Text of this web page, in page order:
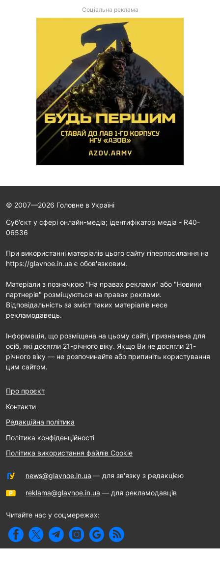
Соціальна реклама
© 2007—2026 Головне в Україні
Cуб'єкт у сфері онлайн-медіа; ідентифікатор медіа - R40-
06536
При використанні матеріалів цього сайту гіперпосилання на
https://glavnoe.in.ua є обов'язковим.
Матеріали з позначкою "На правах реклами" або "Новини
партнерів" розміщуються на правах реклами.
Відповідальність за зміст таких матеріалів несе
рекламодавець.
Інформація, що розміщена на цьому сайті, призначена для
осіб, які досягли 21-річного віку. Якщо Ви не досягли 21-
річного віку — не розпочинайте або припиніть користування
цим сайтом.
Про проєкт
Контакти
Редакційна політика
Політика конфіденційності
Політика використання файлів Cookie
news@glavnoe.in.ua — для зв'язку з редакцією
reklama@glavnoe.in.ua — для рекламодавців
Читайте нас у соцмережах: